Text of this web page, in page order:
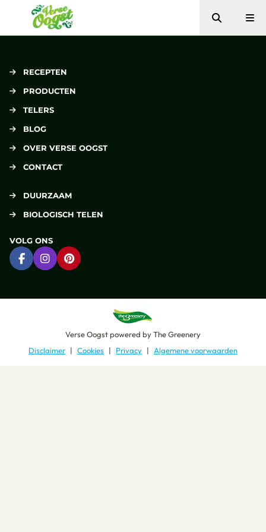
Verse Oogst
Zoeken
RECEPTEN
PRODUCTEN
TELERS
BLOG
OVER VERSE OOGST
CONTACT
DUURZAAM
BIOLOGISCH TELEN
VOLG ONS
Ga naar Facebook
Ga naar Instagram
Ga naar Pinterest
Verse Oogstpowered byThe Greenery
Disclaimer
Cookies Privacy Algemene voorwaarden